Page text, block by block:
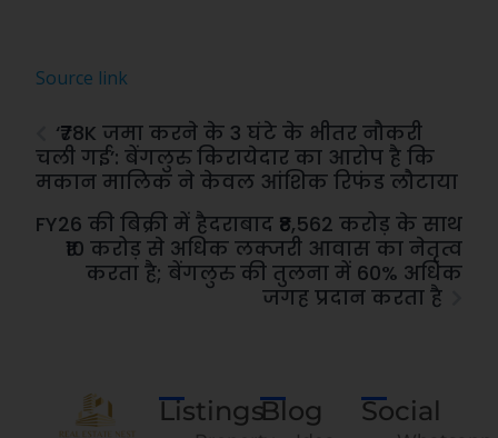
Source link
‘₹78K जमा करने के 3 घंटे के भीतर नौकरी
चली गई’: बेंगलुरु किरायेदार का आरोप है कि
मकान मालिक ने केवल आंशिक रिफंड लौटाया
FY26 की बिक्री में हैदराबाद ₹8,562 करोड़ के साथ
₹10 करोड़ से अधिक लक्जरी आवास का नेतृत्व
करता है; बेंगलुरु की तुलना में 60% अधिक
जगह प्रदान करता है
ListingsBlog Social